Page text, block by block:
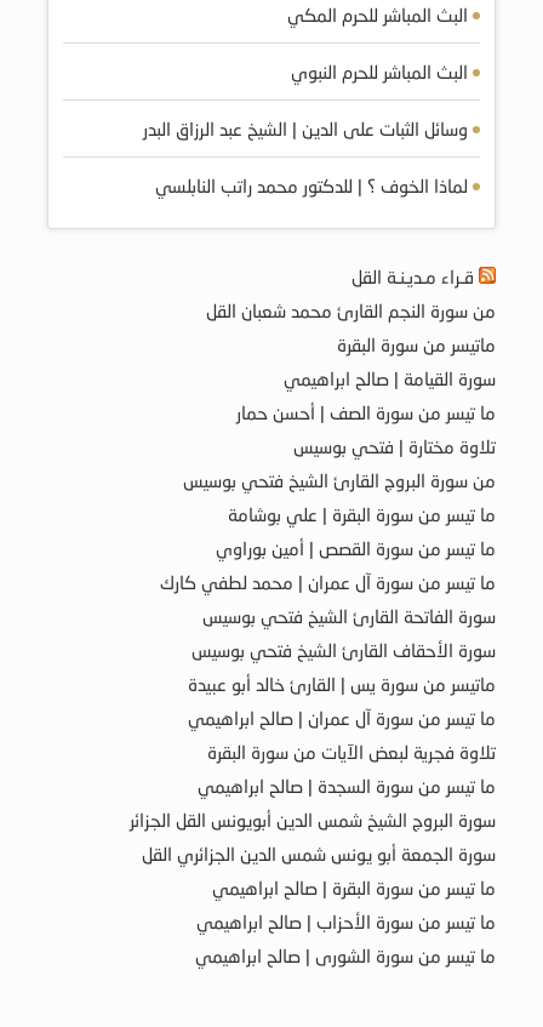
البث المباشر للحرم المكي
البث المباشر للحرم النبوي
وسائل الثبات على الدين | الشيخ عبد الرزاق البدر
لماذا الخوف ؟ | للدكتور محمد راتب النابلسي
قـراء مـديـنـة القل
من سورة النجم القارئ محمد شعبان القل
ماتيسر من سورة البقرة
سورة القيامة | صالح ابراهيمي
ما تيسر من سورة الصف | أحسن حمار
تلاوة مختارة | فتحي بوسيس
من سورة البروج القارئ الشيخ فتحي بوسيس
ما تيسر من سورة البقرة | علي بوشامة
ما تيسر من سورة القصص | أمين بوراوي
ما تيسر من سورة آل عمران | محمد لطفي كارك
سورة الفاتحة القارئ الشيخ فتحي بوسيس
سورة الأحقاف القارئ الشيخ فتحي بوسيس
ماتيسر من سورة يس | القارئ خالد أبو عبيدة
ما تيسر من سورة آل عمران | صالح ابراهيمي
تلاوة فجرية لبعض الآيات من سورة البقرة
ما تيسر من سورة السجدة | صالح ابراهيمي
سورة البروج الشيخ شمس الدين أبويونس القل الجزائر
سورة الجمعة أبو يونس شمس الدين الجزائري القل
ما تيسر من سورة البقرة | صالح ابراهيمي
ما تيسر من سورة الأحزاب | صالح ابراهيمي
ما تيسر من سورة الشورى | صالح ابراهيمي